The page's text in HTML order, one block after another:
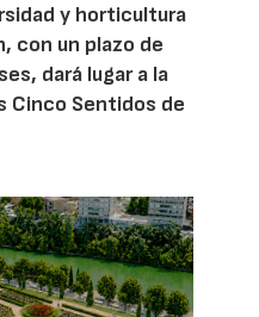
y horticultura
con un plazo de
dará lugar a la
Cinco Sentidos de